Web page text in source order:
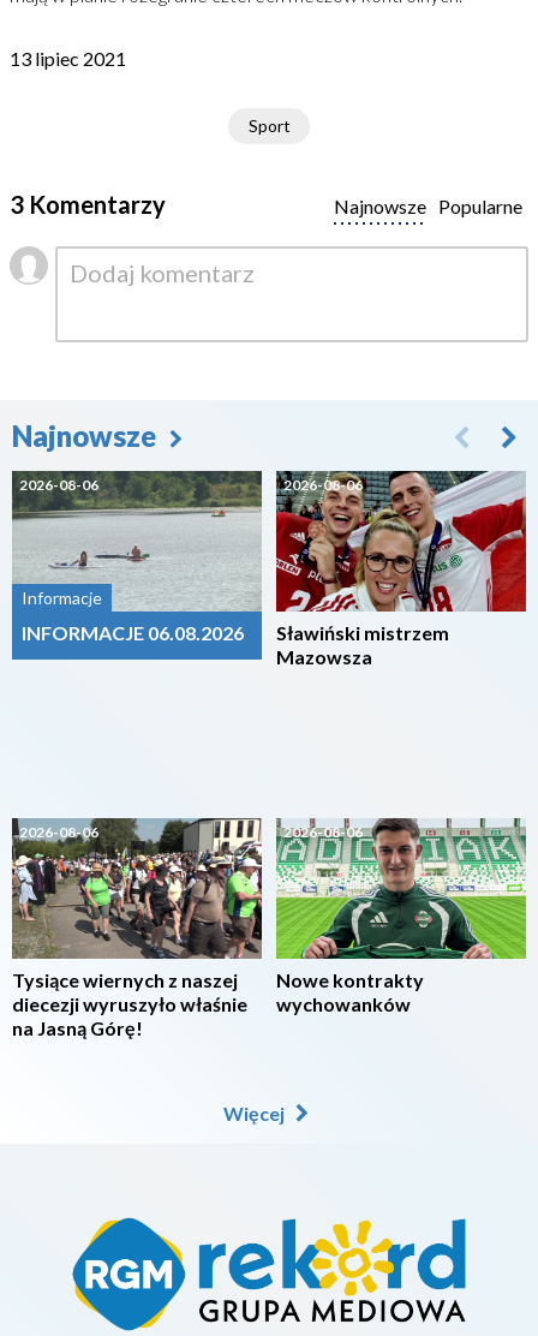
13 lipiec 2021
Sport
3 Komentarzy Popularne
Najnowsze
Najnowsze
2026-08-06
Informacje
INFORMACJE 06.08.2026
2026-08-06
Tysiące wiernych z naszej
diecezji wyruszyło właśnie
na Jasną Górę!
2026-08-06
Sławiński mistrzem
Mazowsza
2026-08-06
Nowe kontrakty
wychowanków
Więcej